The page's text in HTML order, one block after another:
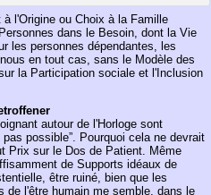
l'Origine ou Choix à la Famille
dans le Besoin, dont la Vie
les personnes dépendantes, les
en tout cas, sans le Modèle des
la Participation sociale et l'Inclusion
autour de l'Horloge sont
possible”. Pourquoi cela ne devrait
Prix sur le Dos de Patient. Même
de Supports idéaux de
être ruiné, bien que les
de l'être humain me semble, dans le